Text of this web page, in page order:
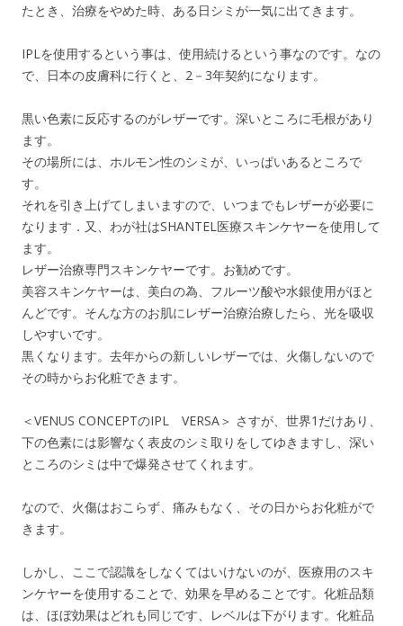
たとき、治療をやめた時、ある日シミが一気に出てきます。
IPLを使用するという事は、使用続けるという事なのです。なの
で、日本の皮膚科に行くと、2－3年契約になります。
黒い色素に反応するのがレザーです。深いところに毛根があり
ます。
その場所には、ホルモン性のシミが、いっぱいあるところで
す。
それを引き上げてしまいますので、いつまでもレザーが必要に
なります．又、わが社はSHANTEL医療スキンケヤーを使用して
ます。
レザー治療専門スキンケヤーです。お勧めです。
美容スキンケヤーは、美白の為、フルーツ酸や水銀使用がほと
んどです。そんな方のお肌にレザー治療治療したら、光を吸収
しやすいです。
黒くなります。去年からの新しいレザーでは、火傷しないので
その時からお化粧できます。
＜VENUS CONCEPTのIPL VERSA＞ さすが、世界1だけあり、
下の色素には影響なく表皮のシミ取りをしてゆきますし、深い
ところのシミは中で爆発させてくれます。
なので、火傷はおこらず、痛みもなく、その日からお化粧がで
きます。
しかし、ここで認識をしなくてはいけないのが、医療用のスキ
ンケヤーを使用することで、効果を早めることです。化粧品類
は、ほぼ効果はどれも同じです、レベルは下がります。化粧品